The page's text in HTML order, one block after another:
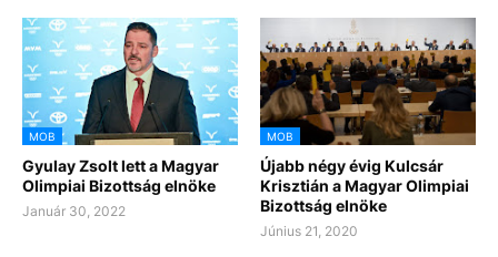
MOB
Gyulay Zsolt lett a Magyar
Olimpiai Bizottság elnöke
Január 30, 2022
MOB
Újabb négy évig Kulcsár
Krisztián a Magyar Olimpiai
Bizottság elnöke
Június 21, 2020